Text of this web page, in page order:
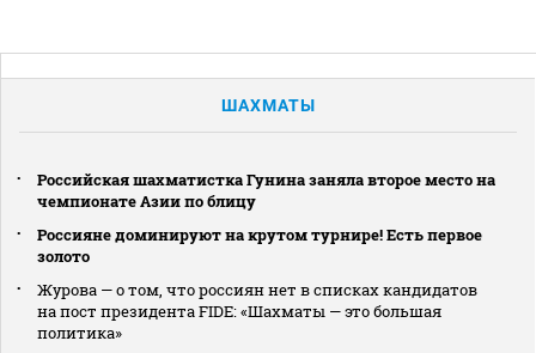
ШАХМАТЫ
Российская шахматистка Гунина заняла второе место на
чемпионате Азии по блицу
Россияне доминируют на крутом турнире! Есть первое
золото
Журова — о том, что россиян нет в списках кандидатов
на пост президента FIDE: «Шахматы — это большая
политика»